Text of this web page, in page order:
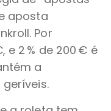
aposta
Por
e 2 % de 200 € é
a